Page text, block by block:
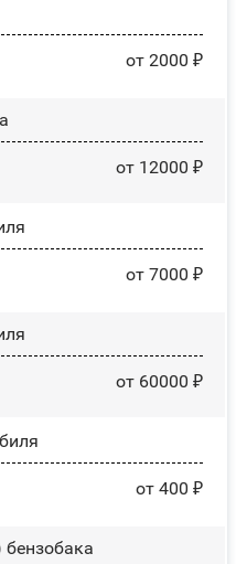
от 2000 ₽
от 12000 ₽
от 7000 ₽
от 60000 ₽
от 400 ₽